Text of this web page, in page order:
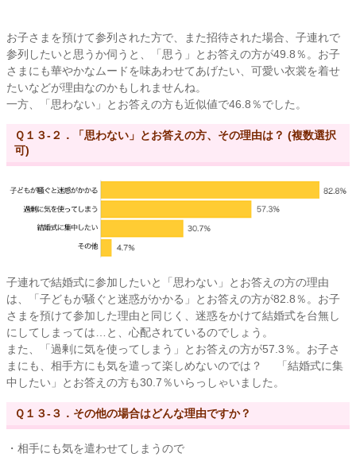
お子さまを預けて参列された方で、また招待された場合、子連れで
参列したいと思うか伺うと、「思う」とお答えの方が49.8％。お子
さまにも華やかなムードを味あわせてあげたい、可愛い衣裳を着せ
たいなどが理由なのかもしれませんね。
一方、「思わない」とお答えの方も近似値で46.8％でした。
Ｑ１３-２．「思わない」とお答えの方、その理由は？ (複数選択
可)
子連れで結婚式に参加したいと「思わない」とお答えの方の理由
は、「子どもが騒ぐと迷惑がかかる」とお答えの方が82.8％。お子
さまを預けて参加した理由と同じく、迷惑をかけて結婚式を台無し
にしてしまっては…と、心配されているのでしょう。
また、「過剰に気を使ってしまう」とお答えの方が57.3％。お子さ
まにも、相手方にも気を遣って楽しめないのでは？ 「結婚式に集
中したい」とお答えの方も30.7％いらっしゃいました。
Ｑ１３-３．その他の場合はどんな理由ですか？
・相手にも気を遣わせてしまうので